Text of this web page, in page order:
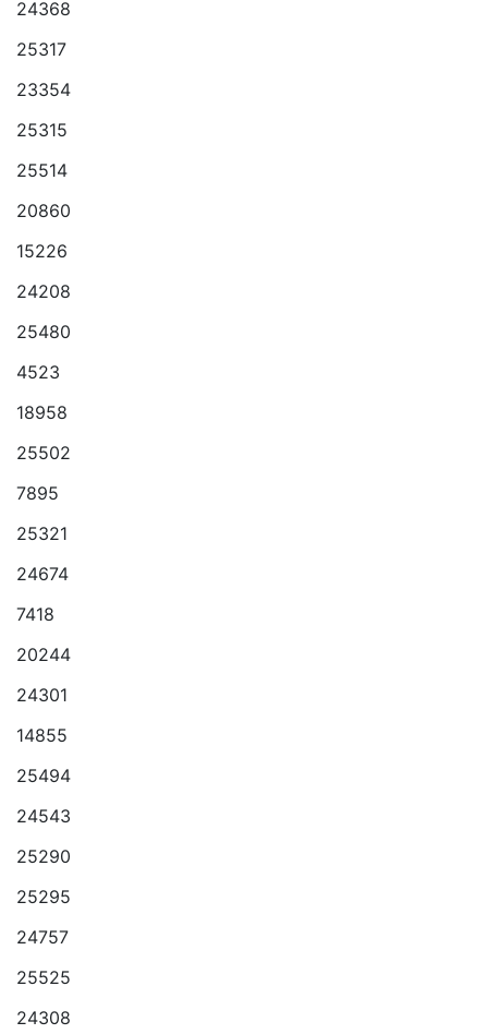
24368
25317
23354
25315
25514
20860
15226
24208
25480
4523
18958
25502
7895
25321
24674
7418
20244
24301
14855
25494
24543
25290
25295
24757
25525
24308